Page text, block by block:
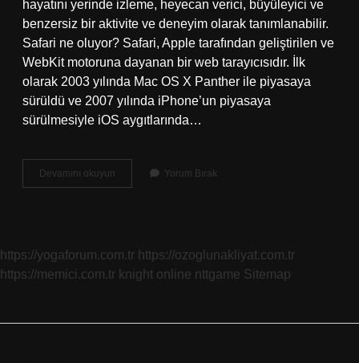
hayatını yerinde izleme, heyecan verici, büyüleyici ve
benzersiz bir aktivite ve deneyim olarak tanımlanabilir.
Safari ne oluyor? Safari, Apple tarafından geliştirilen ve
WebKit motoruna dayanan bir web tarayıcısıdır. İlk
olarak 2003 yılında Mac OS X Panther ile piyasaya
sürüldü ve 2007 yılında iPhone’un piyasaya
sürülmesiyle iOS aygıtlarında…
Devamını okuyun
Yapmak
Yorum Bırak
https://yogaforum.com.tr https://ozoglunakliyat.com.tr
https://memici.com.tr knight online nttgame Sitemap